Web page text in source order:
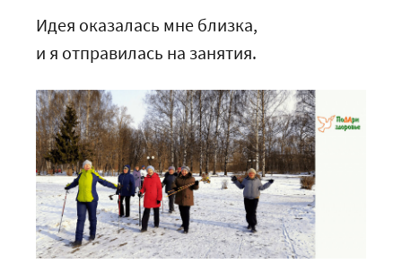
Идея оказалась мне близка,
и я отправилась на занятия.